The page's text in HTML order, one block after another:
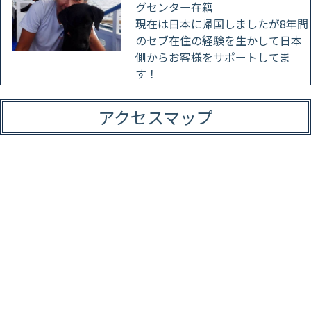
グセンター在籍
現在は日本に帰国しましたが8年間
のセブ在住の経験を生かして日本
側からお客様をサポートしてま
す！
アクセスマップ